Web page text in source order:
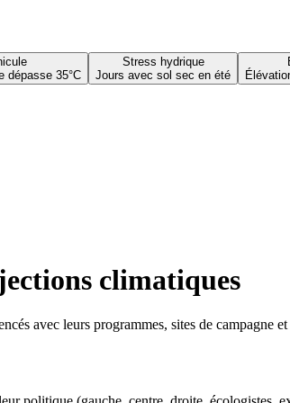
dépasse 35°C
Stress hydrique
Jours avec sol sec en été
climatiques
avec leurs programmes, sites de campagne